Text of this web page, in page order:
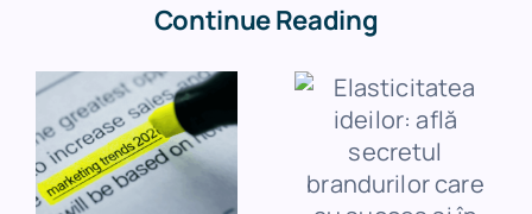
Continue Reading